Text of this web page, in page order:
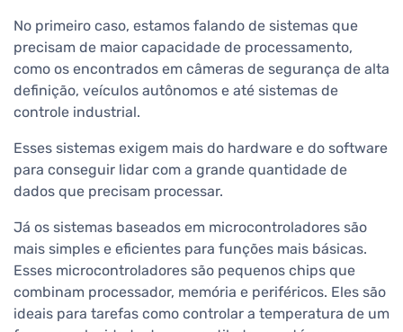
No primeiro caso, estamos falando de sistemas que
precisam de maior capacidade de processamento,
como os encontrados em câmeras de segurança de alta
definição, veículos autônomos e até sistemas de
controle industrial.
Esses sistemas exigem mais do hardware e do software
para conseguir lidar com a grande quantidade de
dados que precisam processar.
Já os sistemas baseados em microcontroladores são
mais simples e eficientes para funções mais básicas.
Esses microcontroladores são pequenos chips que
combinam processador, memória e periféricos. Eles são
ideais para tarefas como controlar a temperatura de um